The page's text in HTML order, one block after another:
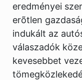
eredményei
erõtlen
indukált az
válaszadók
kevesebbet